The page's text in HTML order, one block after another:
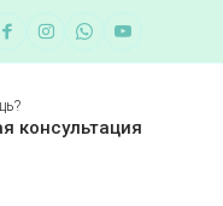
консультация